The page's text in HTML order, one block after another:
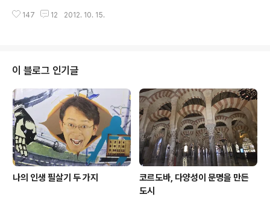
울한 날이 없기도 하지만... 가능하면 몸은 깍듯하게 모시고
커서 그러지도 못하고 있다. 내가 사랑하는 '문화'라는 여주
이를 반병신을 만든 양아버지는 끝내 재벌집 반푼이 막내
에게 강제로 시집보내겠다고 발표한다. 동네에서 성품 올
곧기로 유명한 '공영'이라는 총각과 '문화'는 오래전부터 굳
게 사랑해온 사이인데 막무가네로 '민영'이라는 재벌집 반
푼이에게 시집보내야겠다고 난리다. 도대체 이 막장의 끝
은 어디일까? 아침에 경향..
147 12 2012. 10. 15.
이 블로그 인기글
나의 인생 필살기 두 가지
코르도바, 다양성이 문명을 만든
도시